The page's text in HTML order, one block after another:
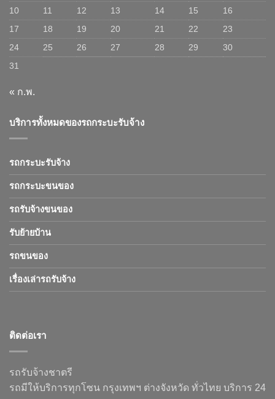
10
11 12 13 14 15
16
17
18 19 20 21 22
23
24
25 26 27 28 29
30
31
« ก.พ.
บริการทั้งหมดของรถกระบะรับจ้าง
รถกระบะรับจ้าง
รถกระบะขนของ
รถรับจ้างขนของ
รับย้ายบ้าน
รถขนของ
เรื่องเล่ารถรับจ้าง
ติดต่อเรา
รถรับจ้างชาตรี
รถมีให้บริการทุกโซน กรุงเทพฯ ต่างจังหวัด ทั่วไทย บริการ 24